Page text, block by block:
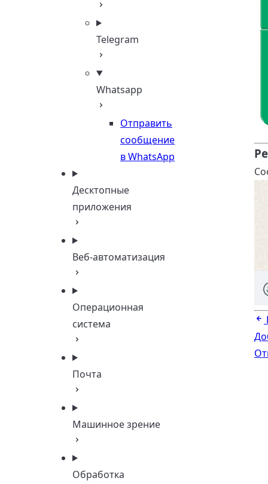
Telegram
Whatsapp
Отправить
сообщение
в WhatsApp
Десктопные
приложения
Веб-автоматизация
Операционная
система
Почта
Машинное зрение
Обработка